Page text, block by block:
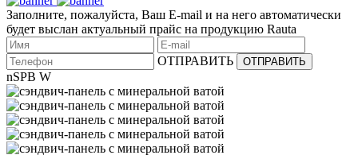
Заполните, пожалуйста, Ваш E-mail и на него автоматически
будет выслан актуальный прайс на продукцию Rauta
ОТПРАВИТЬ
nSPB W